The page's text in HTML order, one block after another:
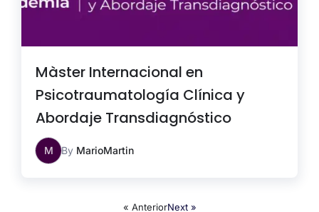
Màster Internacional en
Psicotraumatología Clínica y
Abordaje Transdiagnóstico
M By MarioMartin
« AnteriorNext »